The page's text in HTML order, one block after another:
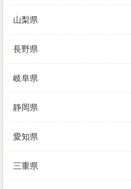
山梨県
長野県
岐阜県
静岡県
愛知県
三重県